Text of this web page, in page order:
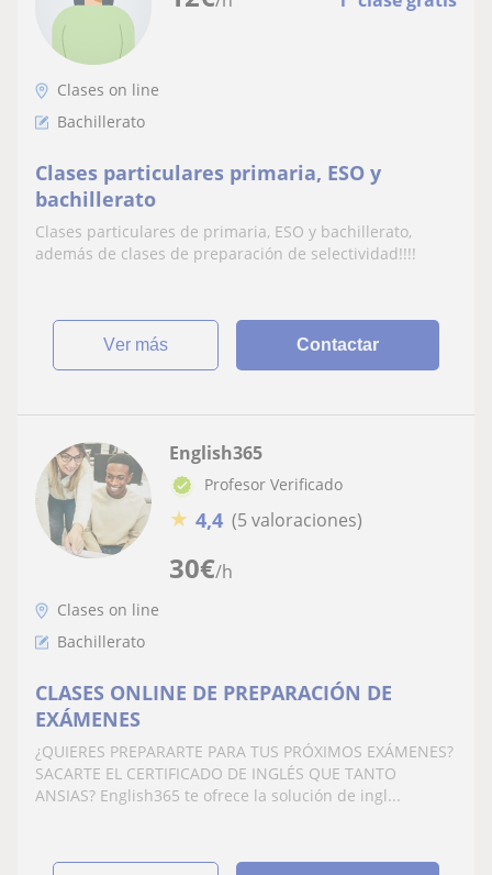
Clases on line
Bachillerato
Clases particulares primaria, ESO y
bachillerato
Clases particulares de primaria, ESO y bachillerato,
además de clases de preparación de selectividad!!!!
ver más Contactar
30€/h
English365
Profesor Verificado
★ 4,4 (5 valoraciones)
Clases on line
Bachillerato
CLASES ONLINE DE PREPARACIÓN DE
EXÁMENES
¿QUIERES PREPARARTE PARA TUS PRÓXIMOS EXÁMENES?
SACARTE EL CERTIFICADO DE INGLÉS QUE TANTO
ANSIAS? English365 te ofrece la solución de ingl...